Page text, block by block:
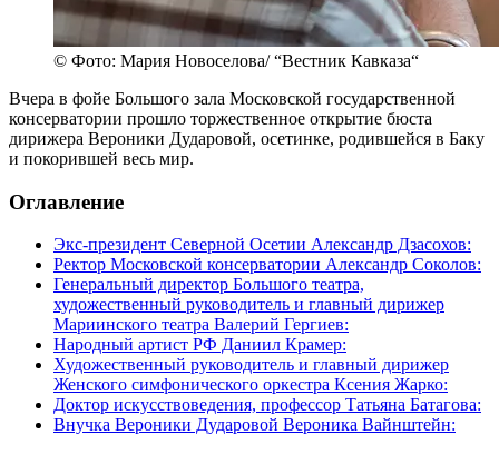
© Фото: Мария Новоселова/ “Вестник Кавказа“
Вчера в фойе Большого зала Московской государственной
консерватории прошло торжественное открытие бюста
дирижера Вероники Дударовой, осетинке, родившейся в Баку
и покорившей весь мир.
Оглавление
Экс-президент Северной Осетии Александр Дзасохов:
Ректор Московской консерватории Александр Соколов:
Генеральный директор Большого театра,
художественный руководитель и главный дирижер
Мариинского театра Валерий Гергиев:
Народный артист РФ Даниил Крамер:
Художественный руководитель и главный дирижер
Женского симфонического оркестра Ксения Жарко:
Доктор искусствоведения, профессор Татьяна Батагова:
Внучка Вероники Дударовой Вероника Вайнштейн: